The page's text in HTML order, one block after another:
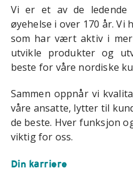
Vi er et av de ledende
øyehelse i over 170 år. Vi
som har vært aktiv i
utvikle produkter og
beste for våre nordiske
Sammen oppnår vi
våre ansatte, lytter til
de beste. Hver funksjon
viktig for oss.
Din karriere